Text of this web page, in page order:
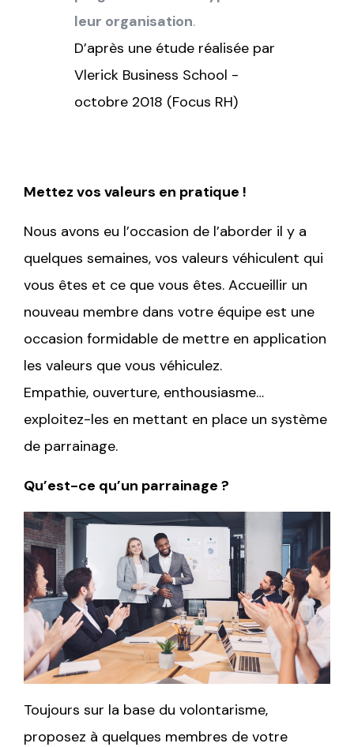
leur organisation.
D’après une étude réalisée par
Vlerick Business School -
octobre 2018 (Focus RH)
Mettez vos valeurs en pratique !
Nous avons eu l’occasion de l’aborder il y a
quelques semaines, vos valeurs véhiculent qui
vous êtes et ce que vous êtes. Accueillir un
nouveau membre dans votre équipe est une
occasion formidable de mettre en application
les valeurs que vous véhiculez.
Empathie, ouverture, enthousiasme…
exploitez-les en mettant en place un système
de parrainage.
Qu’est-ce qu’un parrainage ?
Toujours sur la base du volontarisme,
proposez à quelques membres de votre